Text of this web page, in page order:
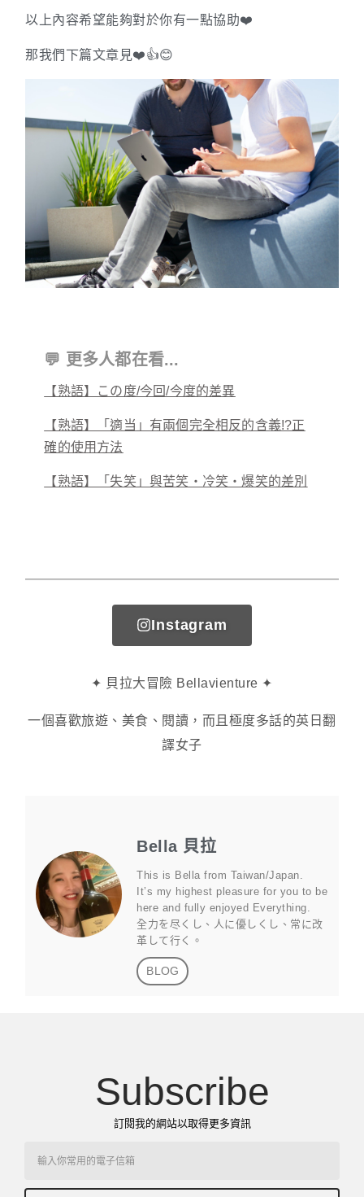
以上內容希望能夠對於你有一點協助❤️
那我們下篇文章見❤️👍😊
💬 更多人都在看...
【熟語】この度/今回/今度的差異
【熟語】「適当」有兩個完全相反的含義!?正
確的使用方法
【熟語】「失笑」與苦笑・冷笑・爆笑的差別
Instagram
✦ 貝拉大冒險 Bellavienture ✦
一個喜歡旅遊、美食、閱讀，而且極度多話的英日翻
譯女子
Bella 貝拉
This is Bella from Taiwan/Japan.
It’s my highest pleasure for you to be
here and fully enjoyed Everything.
全力を尽くし、人に優しくし、常に改
革して行く。
BLOG
Subscribe
訂閱我的網站以取得更多資訊